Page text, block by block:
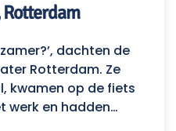
dachten de
Rotterdam. Ze
kwamen op de fiets
werk en hadden…